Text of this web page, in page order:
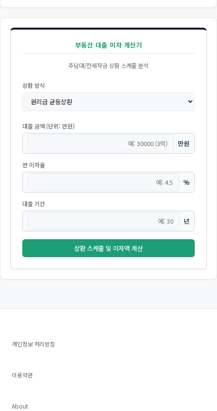
부동산 대출 이자 계산기
주담대/전세자금 상환 스케줄 분석
상환 방식
대출 금액 (단위: 만원)
만원
연 이자율
%
대출 기간
년
상환 스케줄 및 이자액 계산
개인정보 처리방침
이용약관
About